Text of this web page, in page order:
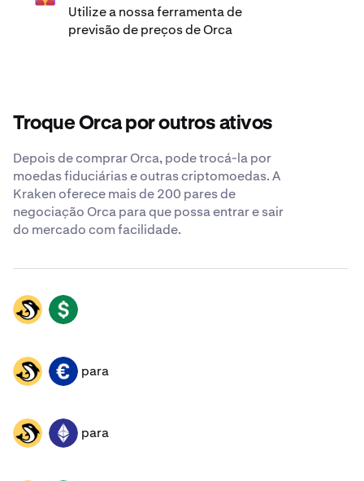
Utilize a nossa ferramenta de
previsão de preços de Orca
Troque Orca por outros ativos
Depois de comprar Orca, pode trocá-la por
moedas fiduciárias e outras criptomoedas. A
Kraken oferece mais de 200 pares de
negociação Orca para que possa entrar e sair
do mercado com facilidade.
ORCA USD
ORCA EUR para
ORCA ETH para